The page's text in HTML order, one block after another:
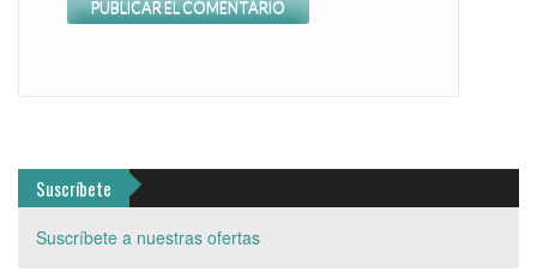
Suscríbete
Suscríbete a nuestras ofertas